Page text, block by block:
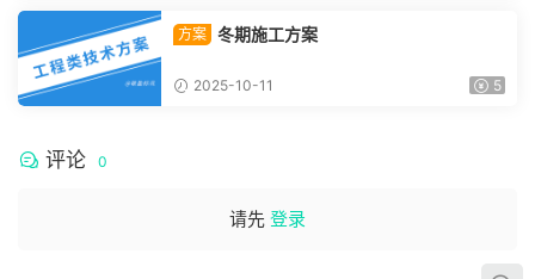
方案 冬期施工方案
2025-10-11 5
评论 0
请先 登录